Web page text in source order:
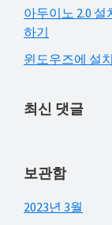
하
셔
요!
아두이노 2.0 설
하기
윈도우즈에 설
최신 댓글
보관함
2023년 3월